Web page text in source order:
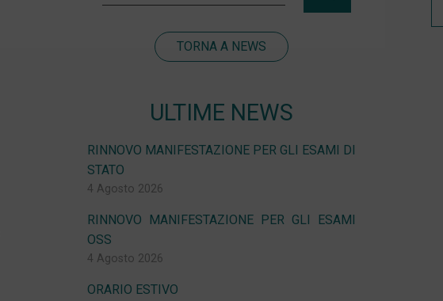
TORNA A NEWS
ULTIME NEWS
RINNOVO MANIFESTAZIONE PER GLI ESAMI DI
STATO
4 Agosto 2026
RINNOVO MANIFESTAZIONE PER GLI ESAMI
OSS
4 Agosto 2026
ORARIO ESTIVO